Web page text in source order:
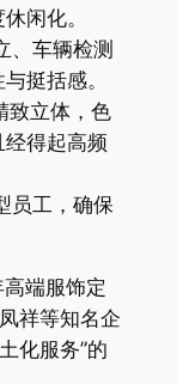
闲化。
、车辆检测
挺括感。
致立体，色
得起高频
员工，确保
端服饰定
祥等知名企
化服务”的